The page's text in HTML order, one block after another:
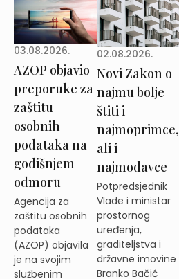
03.08.2026.
AZOP objavio
preporuke za
zaštitu
osobnih
podataka na
godišnjem
odmoru
Agencija za
zaštitu osobnih
podataka
(AZOP) objavila
je na svojim
službenim
02.08.2026.
Novi Zakon o
najmu bolje
štiti i
najmoprimce,
ali i
najmodavce
Potpredsjednik
Vlade i ministar
prostornog
uređenja,
graditeljstva i
državne imovine
Branko Bačić